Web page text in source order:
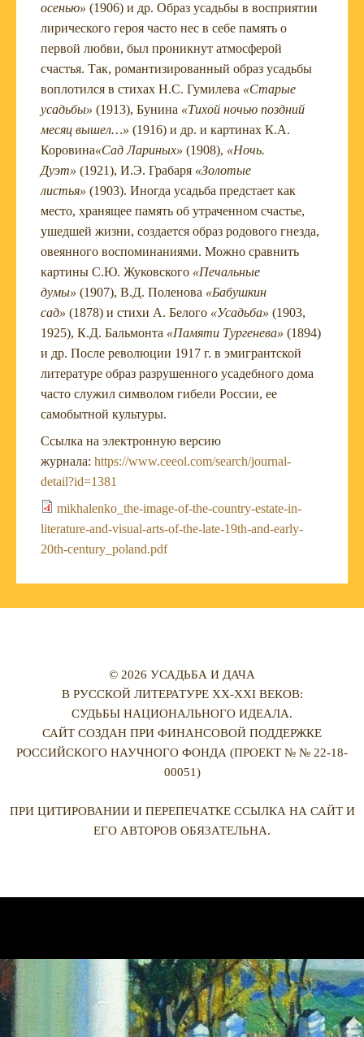
осенью» (1906) и др. Образ усадьбы в восприятии
лирического героя часто нес в себе память о
первой любви, был проникнут атмосферой
счастья. Так, романтизированный образ усадьбы
воплотился в стихах Н.С. Гумилева «Старые
усадьбы» (1913), Бунина «Тихой ночью поздний
месяц вышел…» (1916) и др. и картинах К.А.
Коровина«Сад Лариных» (1908), «Ночь.
Дуэт» (1921), И.Э. Грабаря «Золотые
листья» (1903). Иногда усадьба предстает как
место, хранящее память об утраченном счастье,
ушедшей жизни, создается образ родового гнезда,
овеянного воспоминаниями. Можно сравнить
картины С.Ю. Жуковского «Печальные
думы» (1907), В.Д. Поленова «Бабушкин
сад» (1878) и стихи А. Белого «Усадьба» (1903,
1925), К.Д. Бальмонта «Памяти Тургенева» (1894)
и др. После революции 1917 г. в эмигрантской
литературе образ разрушенного усадебного дома
часто служил символом гибели России, ее
самобытной культуры.
Ссылка на электронную версию
журнала: https://www.ceeol.com/search/journal-
detail?id=1381
mikhalenko_the-image-of-the-country-estate-in-
literature-and-visual-arts-of-the-late-19th-and-early-
20th-century_poland.pdf
© 2026 УСАДЬБА И ДАЧА
В РУССКОЙ ЛИТЕРАТУРЕ XX-XXI ВЕКОВ:
СУДЬБЫ НАЦИОНАЛЬНОГО ИДЕАЛА.
САЙТ СОЗДАН ПРИ ФИНАНСОВОЙ ПОДДЕРЖКЕ
РОССИЙСКОГО НАУЧНОГО ФОНДА (ПРОЕКТ № № 22-18-
00051)
ПРИ ЦИТИРОВАНИИ И ПЕРЕПЕЧАТКЕ ССЫЛКА НА САЙТ И
ЕГО АВТОРОВ ОБЯЗАТЕЛЬНА.